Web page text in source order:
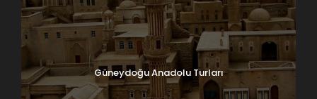
Güneydoğu Anadolu Turları